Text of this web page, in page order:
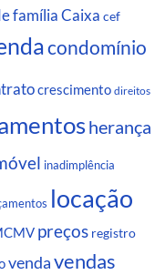
famíliaCaixa cef
condomínio
crescimento direitos
herança
inadimplência
locação
preços registro
vendavendas